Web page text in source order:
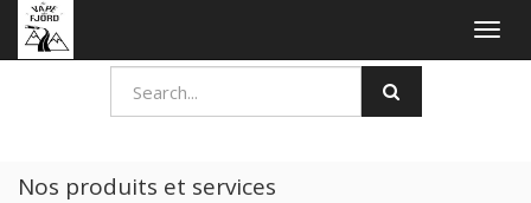
Nos produits et services